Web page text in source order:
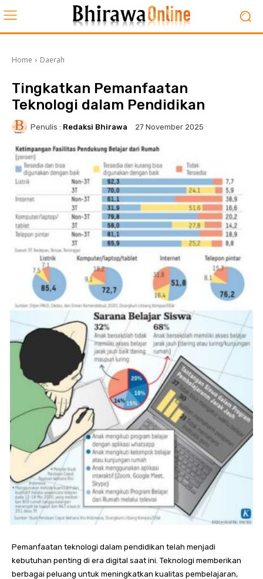
Home Daerah
Tingkatkan Pemanfaatan
Teknologi dalam Pendidikan
Penulis : Redaksi Bhirawa 27 November 2025
Pemanfaatan teknologi dalam pendidikan telah menjadi
kebutuhan penting di era digital saat ini. Teknologi memberikan
berbagai peluang untuk meningkatkan kualitas pembelajaran,